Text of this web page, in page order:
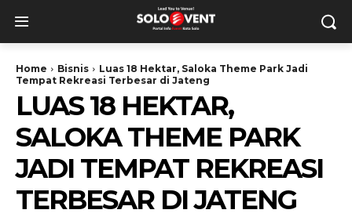
Home Bisnis
Luas 18 Hektar, Saloka Theme Park Jadi
Tempat Rekreasi Terbesar di Jateng
LUAS 18 HEKTAR,
SALOKA THEME PARK
JADI TEMPAT REKREASI
TERBESAR DI JATENG